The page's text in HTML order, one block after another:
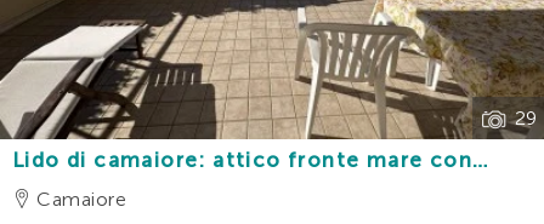
29
Lido di camaiore: attico fronte mare con
terrazza vivibile 3 camere e 2 bagni
Camaiore